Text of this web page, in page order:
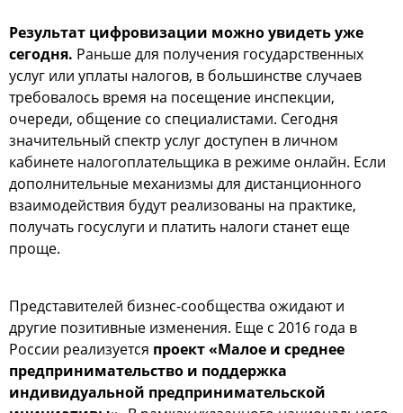
Результат цифровизации можно увидеть уже
сегодня. Раньше для получения государственных
услуг или уплаты налогов, в большинстве случаев
требовалось время на посещение инспекции,
очереди, общение со специалистами. Сегодня
значительный спектр услуг доступен в личном
кабинете налогоплательщика в режиме онлайн. Если
дополнительные механизмы для дистанционного
взаимодействия будут реализованы на практике,
получать госуслуги и платить налоги станет еще
проще.
Представителей бизнес-сообщества ожидают и
другие позитивные изменения. Еще с 2016 года в
России реализуется проект «Малое и среднее
предпринимательство и поддержка
индивидуальной предпринимательской